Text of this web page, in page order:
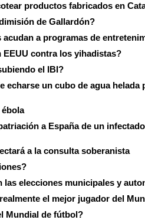
productos fabricados en
de Gallardón?
a programas de
EEUU contra los yihadistas?
el IBI?
echarse un cubo de agua helada
a España de un
a la consulta soberanista
las elecciones municipales y
el mejor jugador del
Mundial de fútbol?